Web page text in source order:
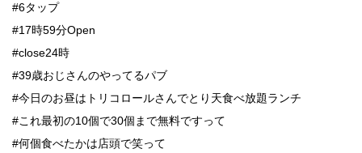
#6タップ
#17時59分Open
#close24時
#39歳おじさんのやってるパブ
#今日のお昼はトリコロールさんでとり天食べ放題ランチ
#これ最初の10個で30個まで無料ですって
#何個食べたかは店頭で笑って